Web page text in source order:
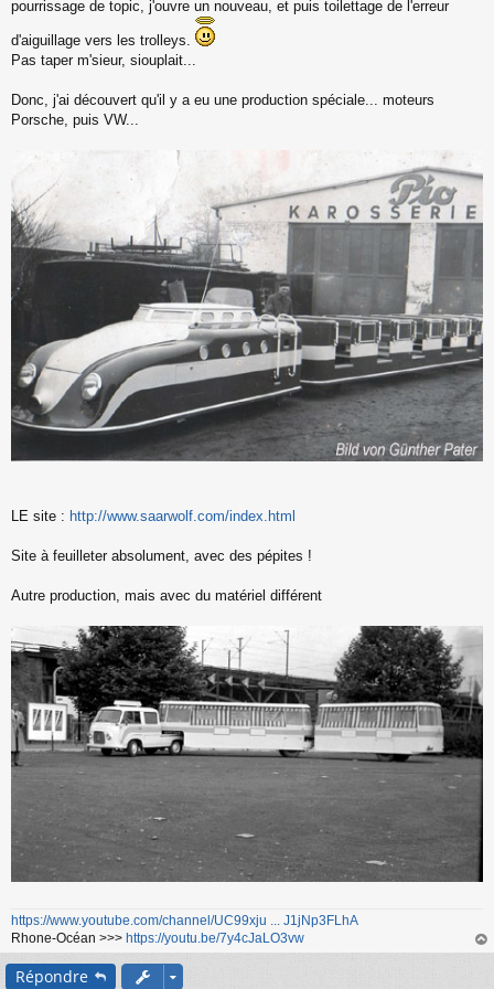
s
a
o
n
pourrissage de topic, j'ouvre un nouveau, et puis toilettage de l'erreur
d'aiguillage vers les trolleys.
Pas taper m'sieur, siouplait...
Donc, j'ai découvert qu'il y a eu une production spéciale... moteurs
Porsche, puis VW...
LE site : http://www.saarwolf.com/index.html
Site à feuilleter absolument, avec des pépites !
Autre production, mais avec du matériel différent
https://www.youtube.com/channel/UC99xju ... J1jNp3FLhA
Rhone-Océan >>> https://youtu.be/7y4cJaLO3vw
au
Répondre